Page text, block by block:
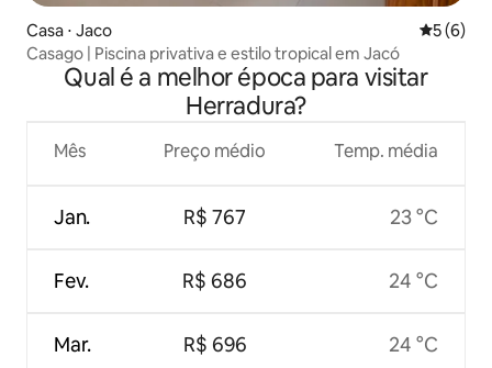
Casa ⋅ Jaco 5 de
5 (6)
Casago | Piscina privativa e estilo tropical em Jacó
Qual é a melhor época para visitar
Herradura?
Mês
Jan.
Fev.
Mar.
Preço médio
R$ 767
R$ 686
R$ 696
Temp. média
23 °C
24 °C
24 °C